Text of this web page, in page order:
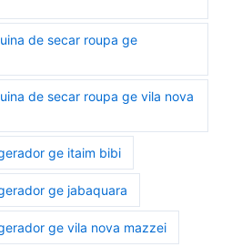
de secar roupa ge
de secar roupa ge vila nova
ge itaim bibi
ge jabaquara
ge vila nova mazzei